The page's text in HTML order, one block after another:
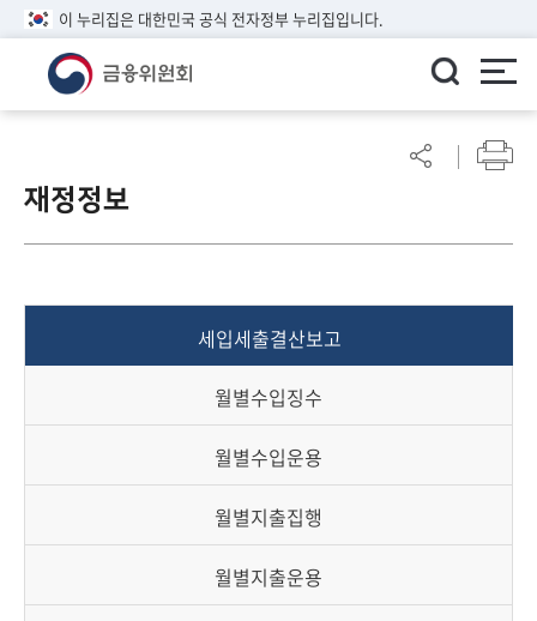
이 누리집은 대한민국 공식 전자정부 누리집입니다.
린
이알
재정정보
세입세출결산보고
월별수입징수
월별수입운용
월별지출집행
월별지출운용